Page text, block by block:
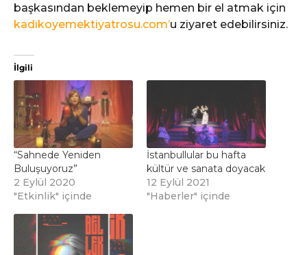
başkasından beklemeyip hemen bir el atmak için
kadikoyemektiyatrosu.com’u ziyaret edebilirsiniz.
İlgili
“Sahnede Yeniden
Buluşuyoruz”
2 Eylül 2020
"Etkinlik" içinde
İstanbullular bu hafta
kültür ve sanata doyacak
12 Eylül 2021
"Haberler" içinde